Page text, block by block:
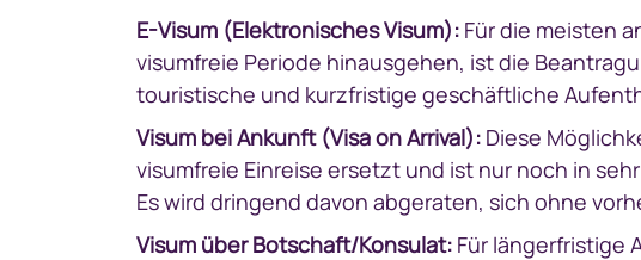
E-Visum (Elektronisches Visum): Für die meisten
visumfreie Periode hinausgehen, ist die
touristische und kurzfristige geschäftliche
Visum bei Ankunft (Visa on Arrival): Diese
visumfreie Einreise ersetzt und ist nur noch in
Es wird dringend davon abgeraten, sich ohne
Visum über Botschaft/Konsulat: Für längerfristige